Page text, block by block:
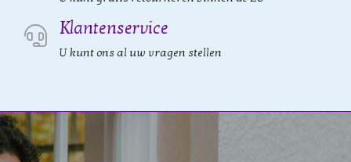
Klantenservice
U kunt ons al uw vragen stellen